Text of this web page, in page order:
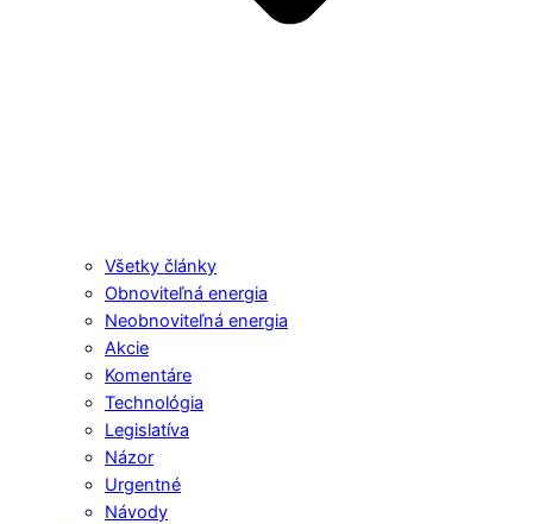
Všetky články
Obnoviteľná energia
Neobnoviteľná energia
Akcie
Komentáre
Technológia
Legislatíva
Názor
Urgentné
Návody